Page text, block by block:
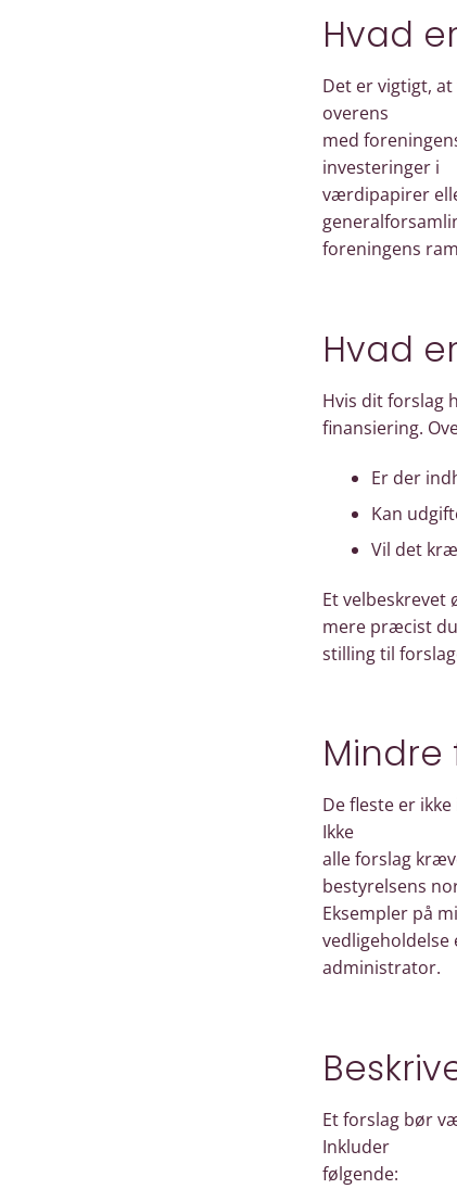
Hvad
Det er vigtigt,
overens
med
investeringer i
værdipapirer
foreningens
Hvad
Hvis dit forslag
finansiering.
Er der
Kan
Vil det
Et velbeskrevet
mere præcist
stilling til
Mindre
De fleste er
Ikke
alle forslag
bestyrelsens
Eksempler på
vedligeholdelse
administrator.
Et forslag bør
Inkluder
følgende: